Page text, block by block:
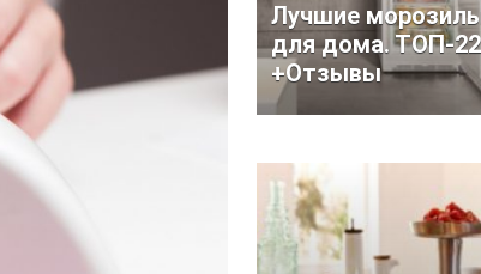
Лучшие
для дома. ТОП-
+Отзывы